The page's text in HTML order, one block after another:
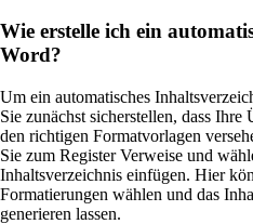
Wie erstelle ich ein
Word?
Um ein automatisches
Sie zunächst sicherstellen, dass
den richtigen Formatvorlagen
Sie zum Register Verweise und
Inhaltsverzeichnis einfügen. Hier
Formatierungen wählen und das
generieren lassen.